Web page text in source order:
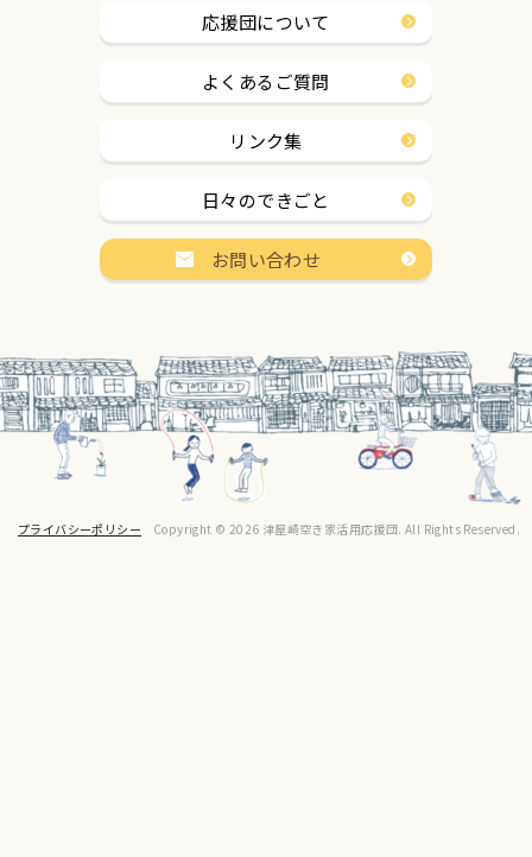
応援団について
よくあるご質問
リンク集
日々のできごと
お問い合わせ
プライバシーポリシー Copyright © 2026 津屋崎空き家活用応援団. All Rights Reserved.